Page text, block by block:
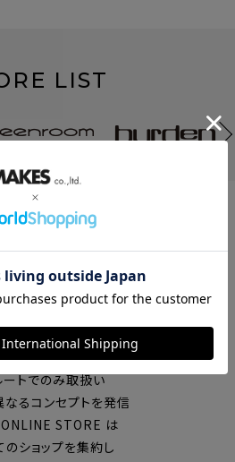
LIST
リアで現在7店舗の
トショップを展開
外のブランドを
トでのみ取扱い
るコンセプトを発信
STORE は
のショップを集約し